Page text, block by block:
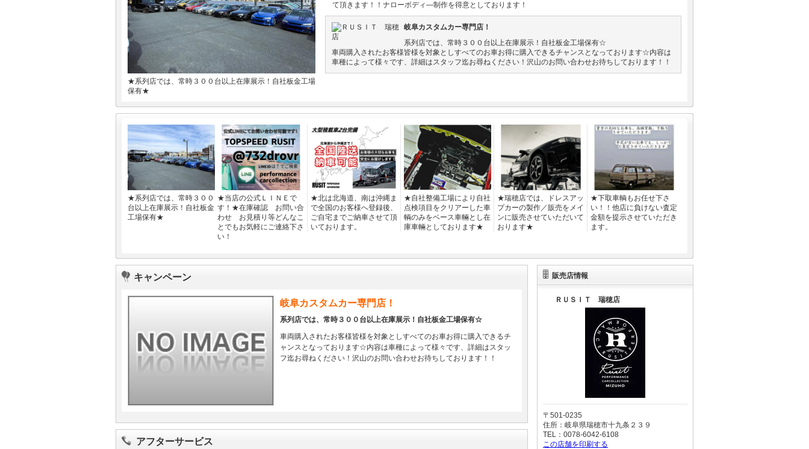
★系列店では、常時３００台以上在庫展示！自社板金工場
保有★
て頂きます！！ナローボディ―制作を得意としております！
岐阜カスタムカー専門店！
系列店では、常時３００台以上在庫展示！自社板金工場保有☆
車両購入されたお客様皆様を対象としすべてのお車お得に購入できるチャンスとなっております☆内容は
車種によって様々です、詳細はスタッフ迄お尋ねください！沢山のお問い合わせお待ちしております！！
★系列店では、常時３００
台以上在庫展示！自社板金
工場保有★
★当店の公式ＬＩＮＥで
す！★在庫確認 お問い合
わせ お見積り等どんなこ
とでもお気軽にご連絡下さ
い！
★北は北海道、南は沖縄ま
で全国のお客様へ登録後、
ご自宅までご納車させて頂
いております。
★自社整備工場により自社
点検項目をクリアーした車
輌のみをベース車輛とし在
庫車輛としております★
★瑞穂店では、ドレスアッ
プカーの製作／販売をメイ
ンに販売させていただいて
おります★
★下取車輌もお任せ下さ
い！！他店に負けない査定
金額を提示させていただき
ます。
キャンペーン
岐阜カスタムカー専門店！
系列店では、常時３００台以上在庫展示！自社板金工場保有☆
車両購入されたお客様皆様を対象としすべてのお車お得に購入できるチ
ャンスとなっております☆内容は車種によって様々です、詳細はスタッ
フ迄お尋ねください！沢山のお問い合わせお待ちしております！！
アフターサービス
販売店情報
ＲＵＳＩＴ 瑞穂店
〒501-0235
住所：岐阜県瑞穂市十九条２３９
TEL：0078-6042-6108
この店舗を印刷する